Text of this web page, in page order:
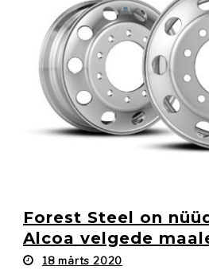
Forest Steel on
Alcoa velgede
18 märts 2020